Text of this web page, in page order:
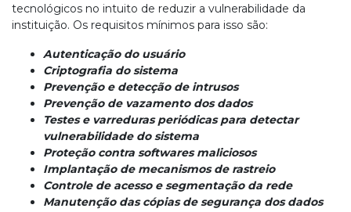
tecnológicos no intuito de reduzir a vulnerabilidade da
instituição. Os requisitos mínimos para isso são:
Autenticação do usuário
Criptografia do sistema
Prevenção e detecção de intrusos
Prevenção de vazamento dos dados
Testes e varreduras periódicas para detectar
vulnerabilidade do sistema
Proteção contra softwares maliciosos
Implantação de mecanismos de rastreio
Controle de acesso e segmentação da rede
Manutenção das cópias de segurança dos dados